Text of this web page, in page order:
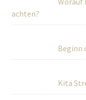
achten?
Beginn
Kita